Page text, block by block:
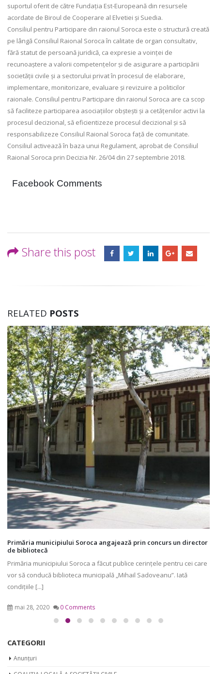
suportul oferit de către Fundația Est-Europeană din resursele
acordate de Biroul de Cooperare al Elvetiei și Suedia.
Consiliul pentru Participare din raionul Soroca este o structură creată
pe lângă Consiliul Raional Soroca în calitate de organ consultativ,
fără statut de persoană juridică, ca expresie a voinței de
recunoaștere a valorii competențelor și de asigurare a participării
societății civile și a sectorului privat în procesul de elaborare,
implementare, monitorizare, evaluare și revizuire a politicilor
raionale. Consiliul pentru Participare din raionul Soroca are ca scop
să faciliteze participarea asociațiilor obștești și a cetățenilor activi la
procesul decizional, să eficientizeze procesul decizional și să
responsabilizeze Consiliul Raional Soroca față de comunitate.
Consiliul activează în baza unui Regulament, aprobat de Consiliul
Raional Soroca prin Decizia Nr. 26/04 din 27 septembrie 2018.
Facebook Comments
Share this post
RELATED POSTS
Primăria municipiului Soroca angajează prin concurs un director
de bibliotecă
Primăria municipiului Soroca a făcut publice cerințele pentru cei care
vor să conducă biblioteca municipală „Mihail Sadoveanu”. Iată
condiţiile [...]
mai 28, 2020 0 Comments